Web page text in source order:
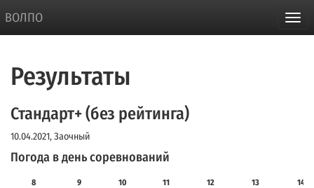
ВОЛПО
Результаты
Стандарт+ (без рейтинга)
10.04.2021, Заочный
Погода в день соревнований
8 9 10 11 12 13 14